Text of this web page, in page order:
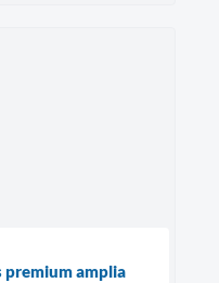
premium amplia